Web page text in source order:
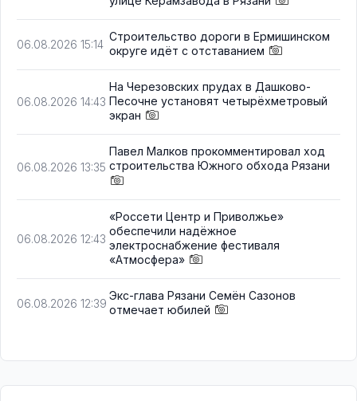
06.08.2026 15:14
Строительство дороги в Ермишинском
округе идёт с отставанием
06.08.2026 14:43
На Черезовских прудах в Дашково-
Песочне установят четырёхметровый
экран
06.08.2026 13:35
Павел Малков прокомментировал ход
строительства Южного обхода Рязани
06.08.2026 12:43
«Россети Центр и Приволжье»
обеспечили надёжное
электроснабжение фестиваля
«Атмосфера»
06.08.2026 12:39
Экс-глава Рязани Семён Сазонов
отмечает юбилей